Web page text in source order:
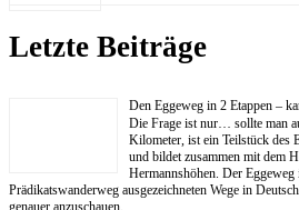
Letzte Beiträge
Den Eggeweg in 2 Etappen –
Die Frage ist nur… sollte man
Kilometer, ist ein Teilstück des
und bildet zusammen mit dem
Hermannshöhen. Der Eggeweg
Prädikatswanderweg ausgezeichneten Wege in
genauer anzuschauen.